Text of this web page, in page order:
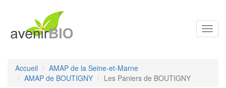
Accueil
AMAP de la Seine-et-Marne
AMAP de BOUTIGNY
Les Paniers de BOUTIGNY